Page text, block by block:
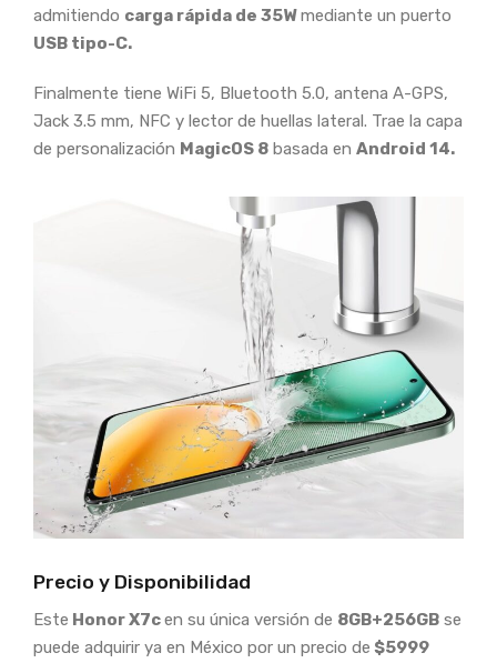
admitiendo carga rápida de 35Wmediante un puerto
USB tipo-C.
Finalmente tiene WiFi 5, Bluetooth 5.0, antena A-GPS,
Jack 3.5 mm, NFC y lector de huellas lateral. Trae la capa
de personalización MagicOS 8 basada en Android 14.
Precio y Disponibilidad
Este Honor X7cen su única versión de 8GB+256GB se
puede adquirir ya en México por un precio de $5999